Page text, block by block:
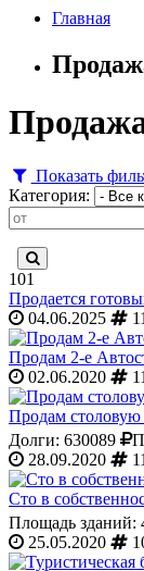
Главная
Показать
Категория:
101
Продается
04.06.2025
Продам 2-е
02.06.2020
Продам столовую
Долги: 630089
28.09.2020
Сто в
Площадь зданий:
25.05.2020